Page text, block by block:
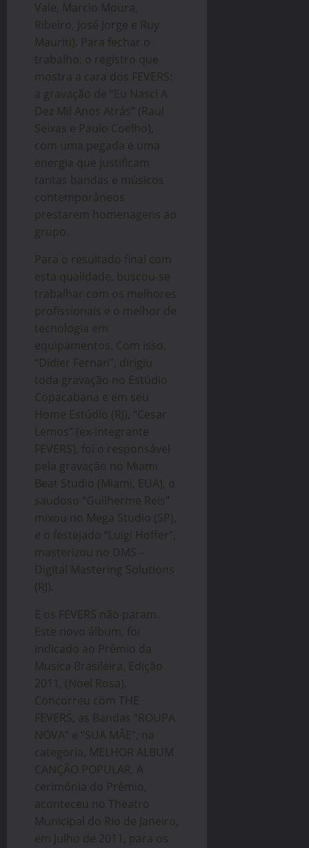
Vale, Marcio Moura,
Ribeiro, José Jorge e Ruy
Mauriti). Para fechar o
trabalho, o registro que
mostra a cara dos FEVERS:
a gravação de “Eu Nasci A
Dez Mil Anos Atrás” (Raul
Seixas e Paulo Coelho),
com uma pegada e uma
energia que justificam
tantas bandas e músicos
contemporâneos
prestarem homenagens ao
grupo.
Para o resultado final com
esta qualidade, buscou-se
trabalhar com os melhores
profissionais e o melhor de
tecnologia em
equipamentos. Com isso,
“Didier Fernan”, dirigiu
toda gravação no Estúdio
Copacabana e em seu
Home Estúdio (RJ), “Cesar
Lemos” (ex-integrante
FEVERS), foi o responsável
pela gravação no Miami
Beat Studio (Miami, EUA), o
saudoso “Guilherme Reis”
mixou no Mega Studio (SP),
e o festejado “Luigi Hoffer”,
masterizou no DMS –
Digital Mastering Solutions
(RJ).
E os FEVERS não param.
Este novo álbum, foi
indicado ao Prêmio da
Musica Brasileira, Edição
2011, (Noel Rosa).
Concorreu com THE
FEVERS, as Bandas “ROUPA
NOVA” e “SUA MÃE”, na
categoria, MELHOR ALBUM
CANÇÃO POPULAR. A
cerimônia do Prêmio,
aconteceu no Theatro
Municipal do Rio de Janeiro,
em Julho de 2011, para os